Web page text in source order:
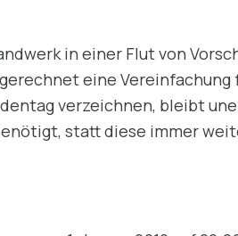
in einer Flut von
eine
verzeichnen, bleibt
statt diese immer